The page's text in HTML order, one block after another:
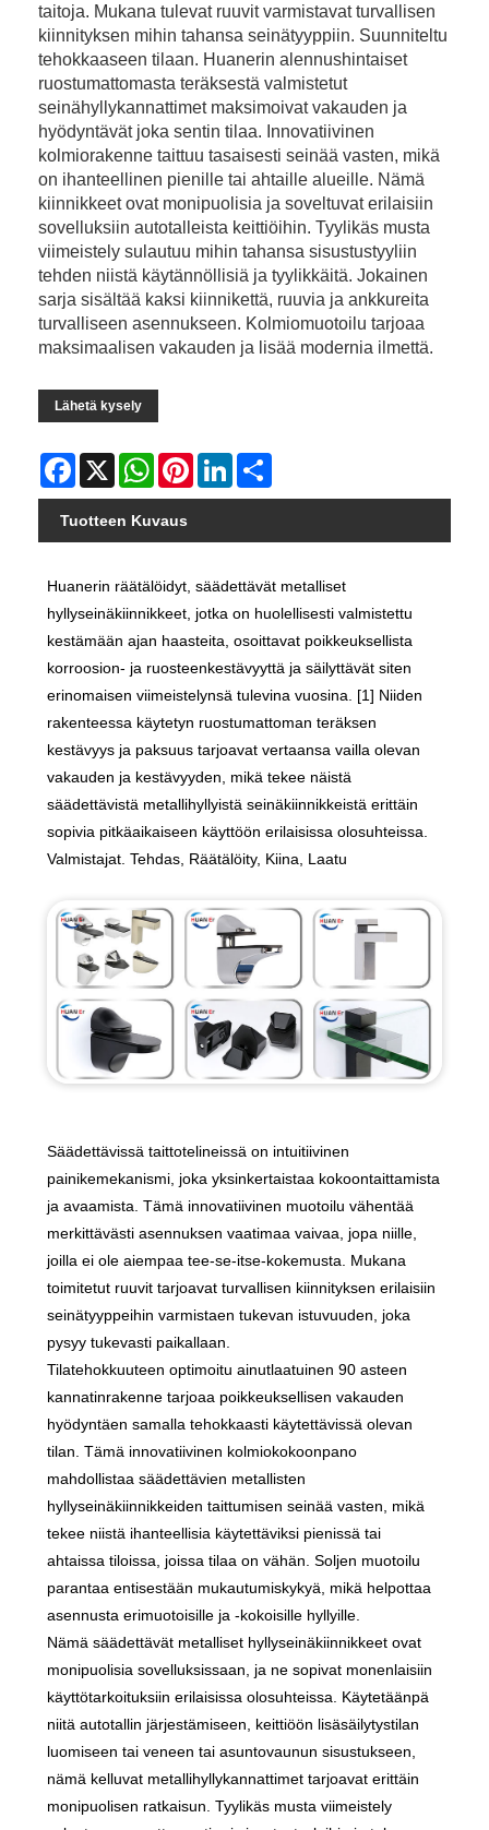
taitoja. Mukana tulevat ruuvit varmistavat turvallisen
kiinnityksen mihin tahansa seinätyyppiin. Suunniteltu
tehokkaaseen tilaan. Huanerin alennushintaiset
ruostumattomasta teräksestä valmistetut
seinähyllykannattimet maksimoivat vakauden ja
hyödyntävät joka sentin tilaa. Innovatiivinen
kolmiorakenne taittuu tasaisesti seinää vasten, mikä
on ihanteellinen pienille tai ahtaille alueille. Nämä
kiinnikkeet ovat monipuolisia ja soveltuvat erilaisiin
sovelluksiin autotalleista keittiöihin. Tyylikäs musta
viimeistely sulautuu mihin tahansa sisustustyyliin
tehden niistä käytännöllisiä ja tyylikkäitä. Jokainen
sarja sisältää kaksi kiinnikettä, ruuvia ja ankkureita
turvalliseen asennukseen. Kolmiomuotoilu tarjoaa
maksimaalisen vakauden ja lisää modernia ilmettä.
Lähetä kysely
Facebook
X WhatsAppPinterestLinkedIn
Tuotteen Kuvaus
Huanerin räätälöidyt, säädettävät metalliset
hyllyseinäkiinnikkeet, jotka on huolellisesti valmistettu
kestämään ajan haasteita, osoittavat poikkeuksellista
korroosion- ja ruosteenkestävyyttä ja säilyttävät siten
erinomaisen viimeistelynsä tulevina vuosina. [1] Niiden
rakenteessa käytetyn ruostumattoman teräksen
kestävyys ja paksuus tarjoavat vertaansa vailla olevan
vakauden ja kestävyyden, mikä tekee näistä
säädettävistä metallihyllyistä seinäkiinnikkeistä erittäin
sopivia pitkäaikaiseen käyttöön erilaisissa olosuhteissa.
Valmistajat. Tehdas, Räätälöity, Kiina, Laatu
Säädettävissä taittotelineissä on intuitiivinen
painikemekanismi, joka yksinkertaistaa kokoontaittamista
ja avaamista. Tämä innovatiivinen muotoilu vähentää
merkittävästi asennuksen vaatimaa vaivaa, jopa niille,
joilla ei ole aiempaa tee-se-itse-kokemusta. Mukana
toimitetut ruuvit tarjoavat turvallisen kiinnityksen erilaisiin
seinätyyppeihin varmistaen tukevan istuvuuden, joka
pysyy tukevasti paikallaan.
Tilatehokkuuteen optimoitu ainutlaatuinen 90 asteen
kannatinrakenne tarjoaa poikkeuksellisen vakauden
hyödyntäen samalla tehokkaasti käytettävissä olevan
tilan. Tämä innovatiivinen kolmiokokoonpano
mahdollistaa säädettävien metallisten
hyllyseinäkiinnikkeiden taittumisen seinää vasten, mikä
tekee niistä ihanteellisia käytettäviksi pienissä tai
ahtaissa tiloissa, joissa tilaa on vähän. Soljen muotoilu
parantaa entisestään mukautumiskykyä, mikä helpottaa
asennusta erimuotoisille ja -kokoisille hyllyille.
Nämä säädettävät metalliset hyllyseinäkiinnikkeet ovat
monipuolisia sovelluksissaan, ja ne sopivat monenlaisiin
käyttötarkoituksiin erilaisissa olosuhteissa. Käytetäänpä
niitä autotallin järjestämiseen, keittiöön lisäsäilytystilan
luomiseen tai veneen tai asuntovaunun sisustukseen,
nämä kelluvat metallihyllykannattimet tarjoavat erittäin
monipuolisen ratkaisun. Tyylikäs musta viimeistely